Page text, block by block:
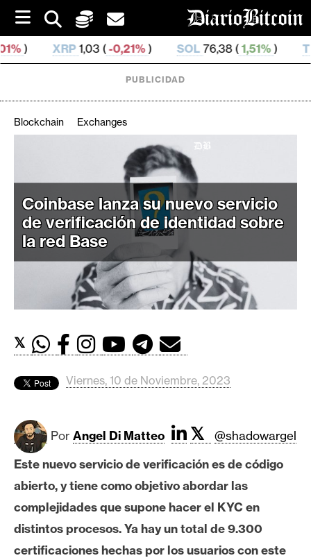
i
p
t
o
1,03 ( -0,21%) SOL76,38 ( 1,51%) TRX0,329 6 (
p
t
o
M
c
d
s
B
t
c
o
i
n
PUBLICIDAD
Blockchain Exchanges
Coinbase lanza su nuevo servicio
de verificación de identidad sobre
la red Base
𝕏
Viernes, 10 de Noviembre, 2023
Por Angel Di Matteo 𝕏
@shadowargel
Este nuevo servicio de verificación es de código
abierto, y tiene como objetivo abordar las
complejidades que supone hacer el KYC en
distintos procesos. Ya hay un total de 9.300
certificaciones hechas por los usuarios con este